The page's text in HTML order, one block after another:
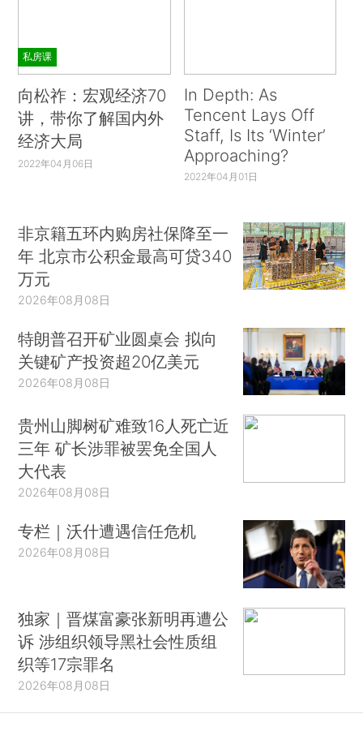
私房课
向松祚：宏观经济70
讲，带你了解国内外
经济大局
2022年04月06日
In Depth: As
Tencent Lays Off
Staff, Is Its ‘Winter’
Approaching?
2022年04月01日
非京籍五环内购房社保降至一
年 北京市公积金最高可贷340
万元
2026年08月08日
特朗普召开矿业圆桌会 拟向
关键矿产投资超20亿美元
2026年08月08日
贵州山脚树矿难致16人死亡近
三年 矿长涉罪被罢免全国人
大代表
2026年08月08日
专栏｜沃什遭遇信任危机
2026年08月08日
独家｜晋煤富豪张新明再遭公
诉 涉组织领导黑社会性质组
织等17宗罪名
2026年08月08日